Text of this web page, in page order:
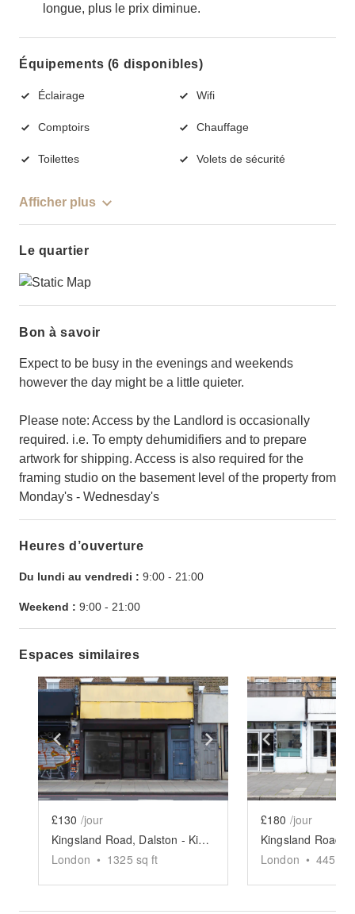
longue, plus le prix diminue.
Équipements (6 disponibles)
Éclairage Wifi
Comptoirs Chauffage
Toilettes Volets de sécurité
Afficher plus
Le quartier
Bon à savoir
Expect to be busy in the evenings and weekends
however the day might be a little quieter.
Please note: Access by the Landlord is occasionally
required. i.e. To empty dehumidifiers and to prepare
artwork for shipping. Access is also required for the
framing studio on the basement level of the property from
Monday's - Wednesday's
Heures d’ouverture
Du lundi au vendredi : 9:00 - 21:00
Weekend : 9:00 - 21:00
Espaces similaires
Show previous slide Show next slide
£130 /jour
Kingsland Road, Dalston - Kingsland Road Retail Store
London • 1325 sq ft
Show
£180 /jour
London • 445